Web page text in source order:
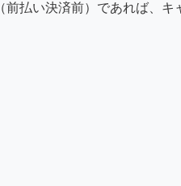
前払い決済前）であれば、キ